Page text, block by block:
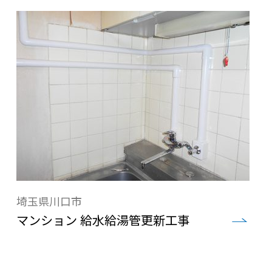
埼玉県川口市
マンション 給水給湯管更新工事